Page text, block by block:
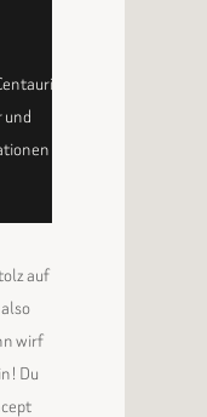
–
und
auf
wirf
Du